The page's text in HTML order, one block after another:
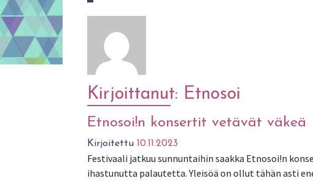
Kirjoittanut: Etnosoi
Etnosoi!n konsertit vetävät väkeä
Kirjoitettu 10.11.2023
Festivaali jatkuu sunnuntaihin saakka Etnosoi!n
ihastunutta palautetta. Yleisöä on ollut tähän asti